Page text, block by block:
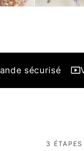
sécurisé
3